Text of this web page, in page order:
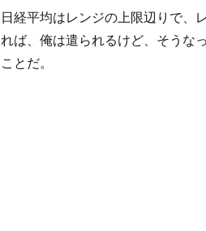
日経平均はレンジの上限辺りで、
れば、俺は遣られるけど、そうな
ことだ。